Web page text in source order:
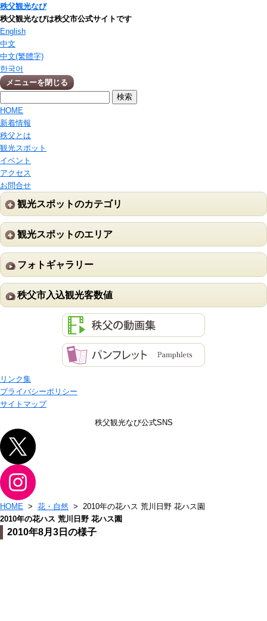
秩父観光なび
秩父観光なびは秩父市公式サイトです
English
中文
中文(繁體字)
한국어
メニューを閉じる
HOME
新着情報
秩父とは
観光スポット
イベント
アクセス
お問合せ
観光スポットのカテゴリ
観光スポットのエリア
フォトギャラリー
秩父市入込観光客数値
リンク集
プライバシーポリシー
サイトマップ
秩父観光なび公式SNS
HOME > 花・自然 > 2010年の花ハス 荒川日野 花ハス園
2010年の花ハス 荒川日野 花ハス園
2010年8月3日の様子